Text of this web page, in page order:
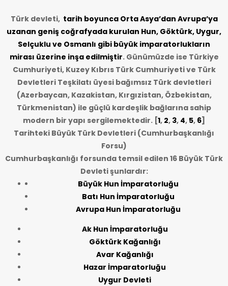
Türk devleti, tarih boyunca Orta Asya’dan Avrupa’ya
uzanan geniş coğrafyada kurulan Hun, Göktürk, Uygur,
Selçuklu ve Osmanlı gibi büyük imparatorlukların
mirası üzerine inşa edilmiştir. Günümüzde ise Türkiye
Cumhuriyeti, Kuzey Kıbrıs Türk Cumhuriyeti ve Türk
Devletleri Teşkilatı üyesi bağımsız Türk devletleri
(Azerbaycan, Kazakistan, Kırgızistan, Özbekistan,
Türkmenistan) ile güçlü kardeşlik bağlarına sahip
modern bir yapı sergilemektedir. [1, 2, 3, 4, 5, 6]
Tarihteki Büyük Türk Devletleri (Cumhurbaşkanlığı
Forsu)
Cumhurbaşkanlığı forsunda temsil edilen 16 Büyük Türk
Devleti şunlardır:
Büyük Hun İmparatorluğu
Batı Hun İmparatorluğu
Avrupa Hun İmparatorluğu
Ak Hun İmparatorluğu
Göktürk Kağanlığı
Avar Kağanlığı
Hazar İmparatorluğu
Uygur Devleti